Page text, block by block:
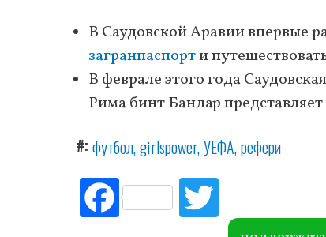
В Саудовской Аравии впервые
загранпаспорти
В феврале этого года
Рима бинт Бандар
# футбол girlspower УЕФА рефери
Fac
ebo itte